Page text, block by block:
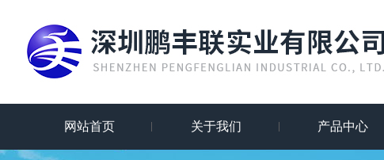
网站首页 关于我们 产品中心